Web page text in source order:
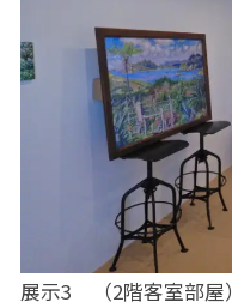
展示3 （2階客室部屋）